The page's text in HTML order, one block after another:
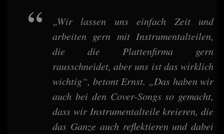
„Wir lassen uns einfach Zeit und
arbeiten gern mit Instrumentalteilen,
die die Plattenfirma gern
rausschneidet, aber uns ist das wirklich
wichtig“, betont Ernst. „Das haben wir
auch bei den Cover-Songs so gemacht,
dass wir Instrumentalteile kreieren, die
das Ganze auch reflektieren und dabei